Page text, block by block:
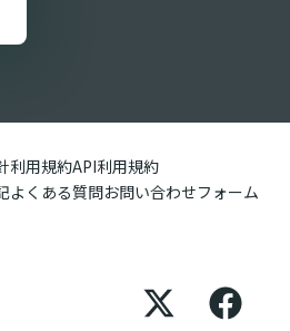
利用規約API利用規約
よくある質問お問い合わせフォーム